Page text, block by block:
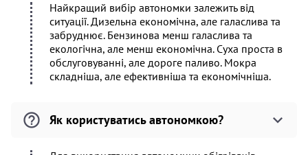
Найкращий вибір автономки залежить від
ситуації. Дизельна економічна, але галаслива та
забруднює. Бензинова менш галаслива та
екологічна, але менш економічна. Суха проста в
обслуговуванні, але дороге паливо. Мокра
складніша, але ефективніша та економічніша.
Як користуватись автономкою?